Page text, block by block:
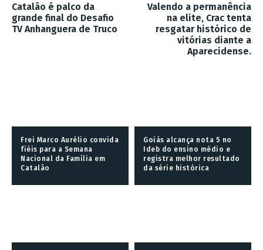
Catalão é palco da
grande final do Desafio
TV Anhanguera de Truco
Valendo a permanência
na elite, Crac tenta
resgatar histórico de
vitórias diante a
Aparecidense.
Frei Marco Aurélio convida
fiéis para a Semana
Nacional da Família em
Catalão
Goiás alcança nota 5 no
Ideb do ensino médio e
registra melhor resultado
da série histórica